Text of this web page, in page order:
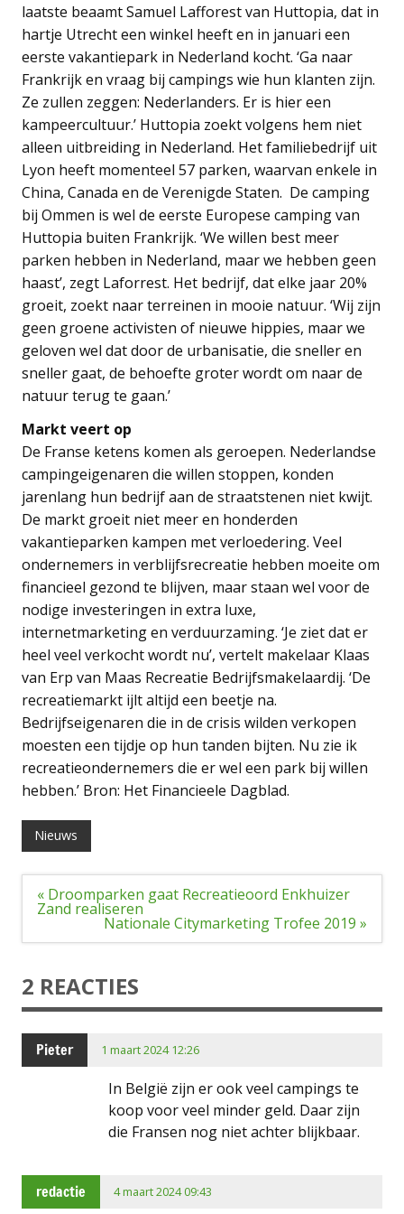
laatste beaamt Samuel Lafforest van Huttopia, dat in
hartje Utrecht een winkel heeft en in januari een
eerste vakantiepark in Nederland kocht. ‘Ga naar
Frankrijk en vraag bij campings wie hun klanten zijn.
Ze zullen zeggen: Nederlanders. Er is hier een
kampeercultuur.’ Huttopia zoekt volgens hem niet
alleen uitbreiding in Nederland. Het familiebedrijf uit
Lyon heeft momenteel 57 parken, waarvan enkele in
China, Canada en de Verenigde Staten. De camping
bij Ommen is wel de eerste Europese camping van
Huttopia buiten Frankrijk. ‘We willen best meer
parken hebben in Nederland, maar we hebben geen
haast’, zegt Laforrest. Het bedrijf, dat elke jaar 20%
groeit, zoekt naar terreinen in mooie natuur. ‘Wij zijn
geen groene activisten of nieuwe hippies, maar we
geloven wel dat door de urbanisatie, die sneller en
sneller gaat, de behoefte groter wordt om naar de
natuur terug te gaan.’
Markt veert op
De Franse ketens komen als geroepen. Nederlandse
campingeigenaren die willen stoppen, konden
jarenlang hun bedrijf aan de straatstenen niet kwijt.
De markt groeit niet meer en honderden
vakantieparken kampen met verloedering. Veel
ondernemers in verblijfsrecreatie hebben moeite om
financieel gezond te blijven, maar staan wel voor de
nodige investeringen in extra luxe,
internetmarketing en verduurzaming. ‘Je ziet dat er
heel veel verkocht wordt nu’, vertelt makelaar Klaas
van Erp van Maas Recreatie Bedrijfsmakelaardij. ‘De
recreatiemarkt ijlt altijd een beetje na.
Bedrijfseigenaren die in de crisis wilden verkopen
moesten een tijdje op hun tanden bijten. Nu zie ik
recreatieondernemers die er wel een park bij willen
hebben.’ Bron: Het Financieele Dagblad.
Nieuws
Bericht
navigatie
« Droomparken gaat Recreatieoord Enkhuizer
Zand realiseren
Nationale Citymarketing Trofee 2019 »
2 REACTIES
Pieter 1 maart 2024 12:26
In België zijn er ook veel campings te
koop voor veel minder geld. Daar zijn
die Fransen nog niet achter blijkbaar.
redactie 4 maart 2024 09:43